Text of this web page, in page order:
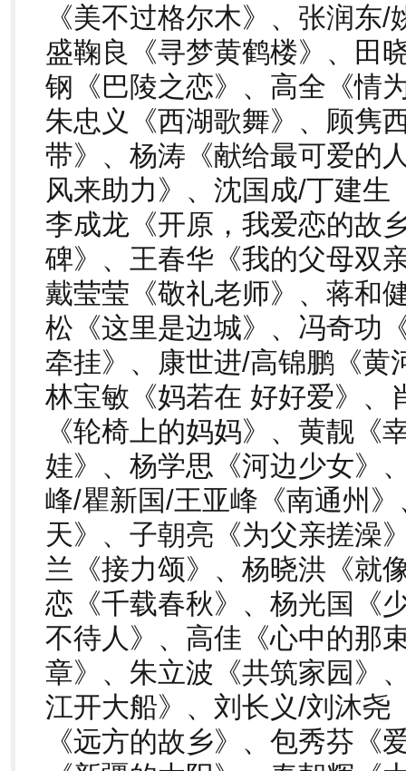
《美不过格尔木》、张润东
盛鞠良《寻梦黄鹤楼》、田
钢《巴陵之恋》、高全《情
朱忠义《西湖歌舞》、顾隽
带》、杨涛《献给最可爱的
风来助力》、沈国成/丁建
李成龙《开原，我爱恋的故
碑》、王春华《我的父母双
戴莹莹《敬礼老师》、蒋和
松《这里是边城》、冯奇功
牵挂》、康世进/高锦鹏《黄
林宝敏《妈若在 好好爱》、
《轮椅上的妈妈》、黄靓《
娃》、杨学思《河边少女》
峰/瞿新国/王亚峰《南通州
天》、子朝亮《为父亲搓澡
兰《接力颂》、杨晓洪《就
恋《千载春秋》、杨光国《
不待人》、高佳《心中的那
章》、朱立波《共筑家园》
江开大船》、刘长义/刘沐尧
《远方的故乡》、包秀芬《